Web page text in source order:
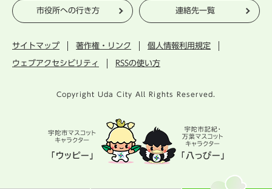
市役所への行き方 連絡先一覧
サイトマップ 著作権・リンク 個人情報利用規定
ウェブアクセシビリティ RSSの使い方
Copyright Uda City All Rights Reserved.